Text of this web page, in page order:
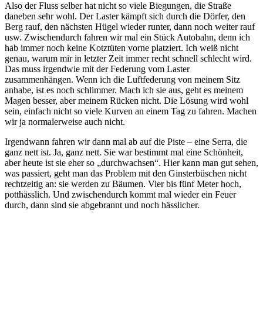
Also der Fluss selber hat nicht so viele Biegungen, die Straße
daneben sehr wohl. Der Laster kämpft sich durch die Dörfer, den
Berg rauf, den nächsten Hügel wieder runter, dann noch weiter rauf
usw. Zwischendurch fahren wir mal ein Stück Autobahn, denn ich
hab immer noch keine Kotztüten vorne platziert. Ich weiß nicht
genau, warum mir in letzter Zeit immer recht schnell schlecht wird.
Das muss irgendwie mit der Federung vom Laster
zusammenhängen. Wenn ich die Luftfederung von meinem Sitz
anhabe, ist es noch schlimmer. Mach ich sie aus, geht es meinem
Magen besser, aber meinem Rücken nicht. Die Lösung wird wohl
sein, einfach nicht so viele Kurven an einem Tag zu fahren. Machen
wir ja normalerweise auch nicht.
Irgendwann fahren wir dann mal ab auf die Piste – eine Serra, die
ganz nett ist. Ja, ganz nett. Sie war bestimmt mal eine Schönheit,
aber heute ist sie eher so „durchwachsen“. Hier kann man gut sehen,
was passiert, geht man das Problem mit den Ginsterbüschen nicht
rechtzeitig an: sie werden zu Bäumen. Vier bis fünf Meter hoch,
potthässlich. Und zwischendurch kommt mal wieder ein Feuer
durch, dann sind sie abgebrannt und noch hässlicher.